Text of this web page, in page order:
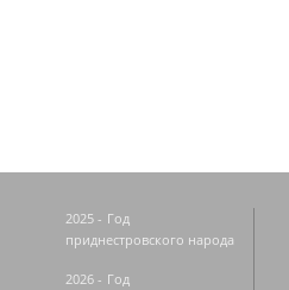
2025 - Год
приднестровского народа
2026 - Год